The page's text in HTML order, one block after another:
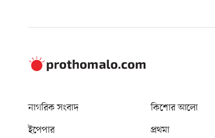
নাগরিক সংবাদ কিশোর আলো
ইপেপার
প্রথমা